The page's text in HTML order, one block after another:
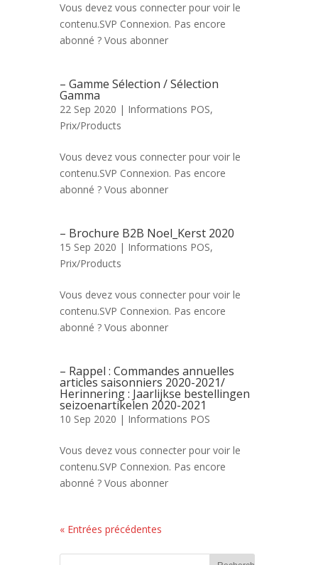
Vous devez vous connecter pour voir le
contenu.SVP Connexion. Pas encore
abonné ? Vous abonner
– Gamme Sélection / Sélection
Gamma
22 Sep 2020 | Informations POS,
Prix/Products
Vous devez vous connecter pour voir le
contenu.SVP Connexion. Pas encore
abonné ? Vous abonner
– Brochure B2B Noel_Kerst 2020
15 Sep 2020 | Informations POS,
Prix/Products
Vous devez vous connecter pour voir le
contenu.SVP Connexion. Pas encore
abonné ? Vous abonner
– Rappel : Commandes annuelles
articles saisonniers 2020-2021/
Herinnering : Jaarlijkse bestellingen
seizoenartikelen 2020-2021
10 Sep 2020 | Informations POS
Vous devez vous connecter pour voir le
contenu.SVP Connexion. Pas encore
abonné ? Vous abonner
« Entrées précédentes